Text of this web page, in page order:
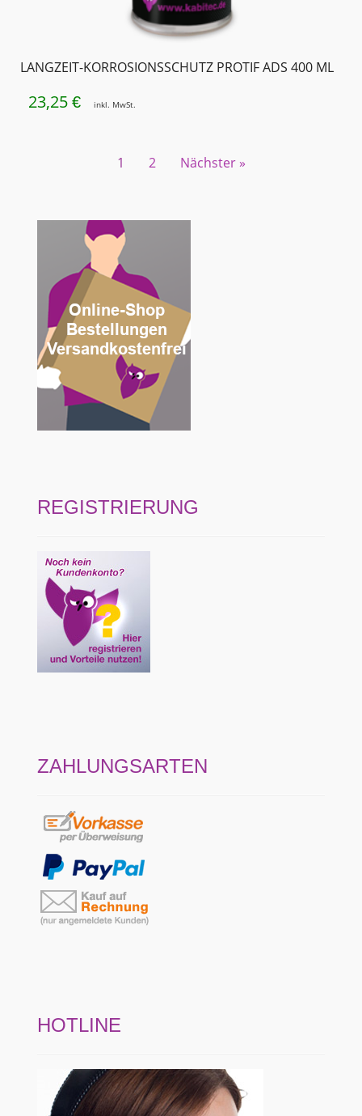
LANGZEIT-KORROSIONSSCHUTZ PROTIF ADS 400 ML
23,25 € inkl. MwSt.
1 2 Nächster »
REGISTRIERUNG
ZAHLUNGSARTEN
HOTLINE